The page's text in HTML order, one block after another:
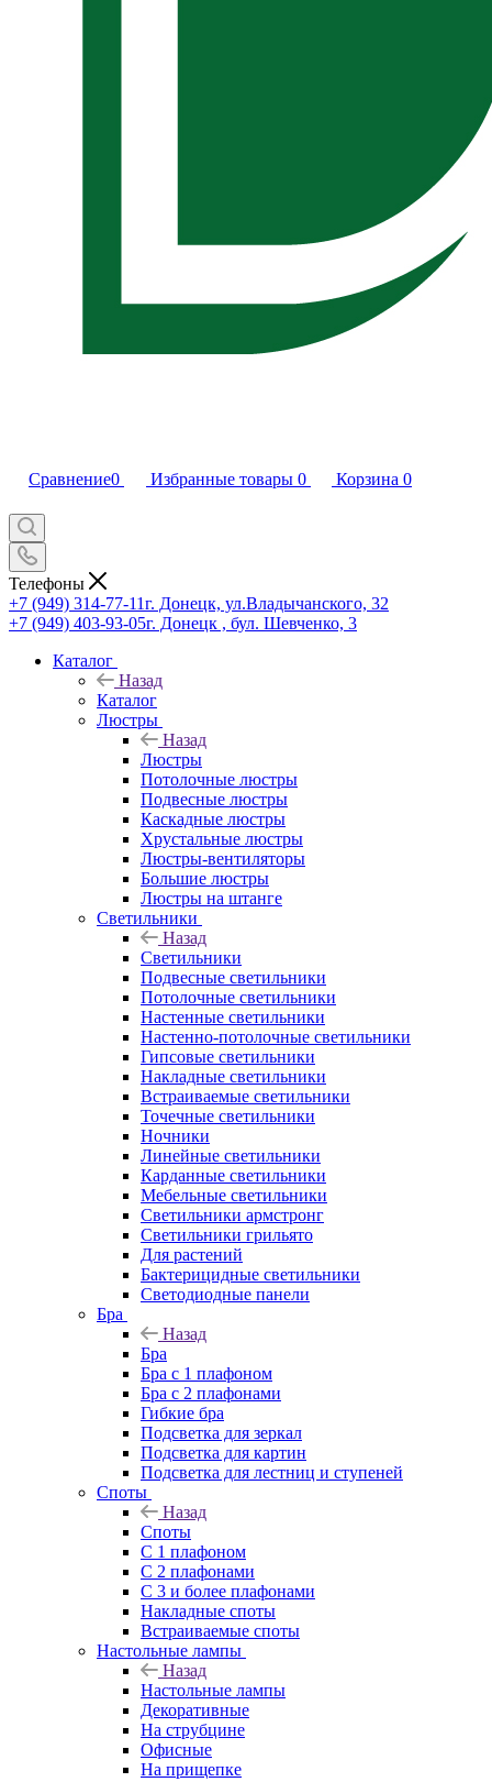
Сравнение0 Избранные товары 0 Корзина 0
Телефоны
+7 (949) 314-77-11г. Донецк, ул.Владычанского, 32
+7 (949) 403-93-05г. Донецк , бул. Шевченко, 3
Каталог
Назад
Каталог
Люстры
Назад
Люстры
Потолочные люстры
Подвесные люстры
Каскадные люстры
Хрустальные люстры
Люстры-вентиляторы
Большие люстры
Люстры на штанге
Светильники
Назад
Светильники
Подвесные светильники
Потолочные светильники
Настенные светильники
Настенно-потолочные светильники
Гипсовые светильники
Накладные светильники
Встраиваемые светильники
Точечные светильники
Ночники
Линейные светильники
Карданные светильники
Мебельные светильники
Светильники армстронг
Светильники грильято
Для растений
Бактерицидные светильники
Светодиодные панели
Бра
Назад
Бра
Бра с 1 плафоном
Бра с 2 плафонами
Гибкие бра
Подсветка для зеркал
Подсветка для картин
Подсветка для лестниц и ступеней
Споты
Назад
Споты
С 1 плафоном
С 2 плафонами
С 3 и более плафонами
Накладные споты
Встраиваемые споты
Настольные лампы
Назад
Настольные лампы
Декоративные
На струбцине
Офисные
На прищепке